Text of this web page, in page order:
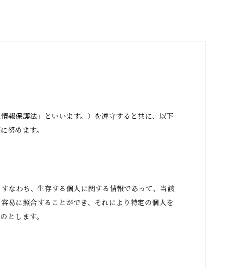
報保護法」といいます。）を遵守すると共に、以下
努めます。
なわち、生存する個人に関する情報であって、当該
易に照合することができ、それにより特定の個人を
とします。